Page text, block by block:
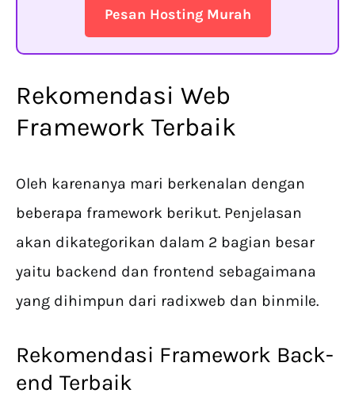
Pesan Hosting Murah
Rekomendasi Web
Framework Terbaik
Oleh karenanya mari berkenalan dengan
beberapa framework berikut. Penjelasan
akan dikategorikan dalam 2 bagian besar
yaitu backend dan frontend sebagaimana
yang dihimpun dari radixweb dan binmile.
Rekomendasi Framework Back-
end Terbaik